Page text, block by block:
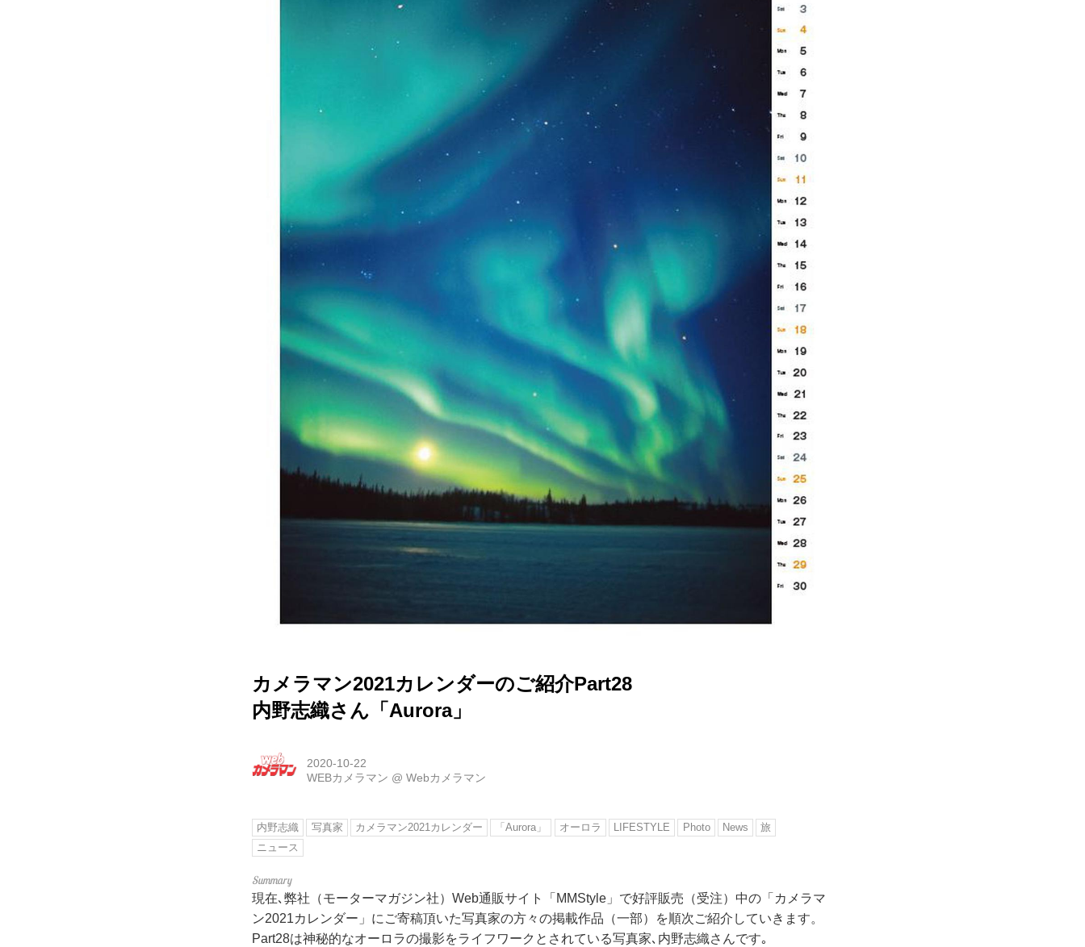
カメラマン2021カレンダーのご紹介Part28
内野志織さん「Aurora」
2020-10-22
WEBカメラマン @Webカメラマン
内野志織 写真家 カメラマン2021カレンダー 「Aurora」 オーロラ LIFESTYLE Photo News
旅
ニュース
現在､弊社（モーターマガジン社）Web通販サイト「MMStyle」で好評販売（受注）中の「カメラマ
ン2021カレンダー」にご寄稿頂いた写真家の方々の掲載作品（一部）を順次ご紹介していきます。
Part28は神秘的なオーロラの撮影をライフワークとされている写真家､内野志織さんです｡